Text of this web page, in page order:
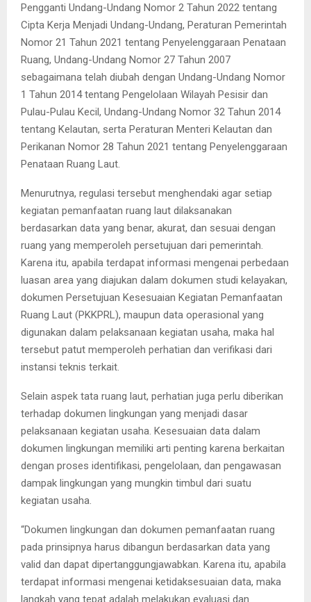
Pengganti Undang-Undang Nomor 2 Tahun 2022 tentang
Cipta Kerja Menjadi Undang-Undang, Peraturan Pemerintah
Nomor 21 Tahun 2021 tentang Penyelenggaraan Penataan
Ruang, Undang-Undang Nomor 27 Tahun 2007
sebagaimana telah diubah dengan Undang-Undang Nomor
1 Tahun 2014 tentang Pengelolaan Wilayah Pesisir dan
Pulau-Pulau Kecil, Undang-Undang Nomor 32 Tahun 2014
tentang Kelautan, serta Peraturan Menteri Kelautan dan
Perikanan Nomor 28 Tahun 2021 tentang Penyelenggaraan
Penataan Ruang Laut.
Menurutnya, regulasi tersebut menghendaki agar setiap
kegiatan pemanfaatan ruang laut dilaksanakan
berdasarkan data yang benar, akurat, dan sesuai dengan
ruang yang memperoleh persetujuan dari pemerintah.
Karena itu, apabila terdapat informasi mengenai perbedaan
luasan area yang diajukan dalam dokumen studi kelayakan,
dokumen Persetujuan Kesesuaian Kegiatan Pemanfaatan
Ruang Laut (PKKPRL), maupun data operasional yang
digunakan dalam pelaksanaan kegiatan usaha, maka hal
tersebut patut memperoleh perhatian dan verifikasi dari
instansi teknis terkait.
Selain aspek tata ruang laut, perhatian juga perlu diberikan
terhadap dokumen lingkungan yang menjadi dasar
pelaksanaan kegiatan usaha. Kesesuaian data dalam
dokumen lingkungan memiliki arti penting karena berkaitan
dengan proses identifikasi, pengelolaan, dan pengawasan
dampak lingkungan yang mungkin timbul dari suatu
kegiatan usaha.
“Dokumen lingkungan dan dokumen pemanfaatan ruang
pada prinsipnya harus dibangun berdasarkan data yang
valid dan dapat dipertanggungjawabkan. Karena itu, apabila
terdapat informasi mengenai ketidaksesuaian data, maka
langkah yang tepat adalah melakukan evaluasi dan